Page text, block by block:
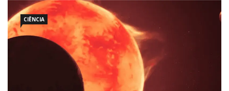
processo num espetáculo de luz e energia. O evento recebeu o
[…]
CIÊNCIA